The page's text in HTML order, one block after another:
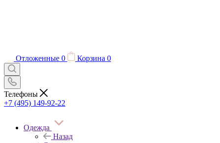
Отложенные 0 Корзина 0
Телефоны
+7 (495) 149-92-22
Одежда
Назад